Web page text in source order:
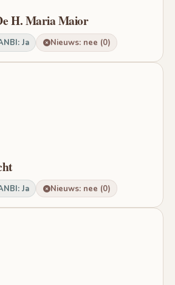
H. Maria Maior
Ja Nieuws: nee (0)
Ja Nieuws: nee (0)